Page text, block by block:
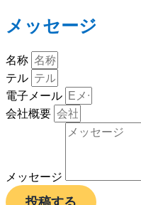
メッセージ
名称
テル
電子メール
会社概要
メッセージ
投稿する